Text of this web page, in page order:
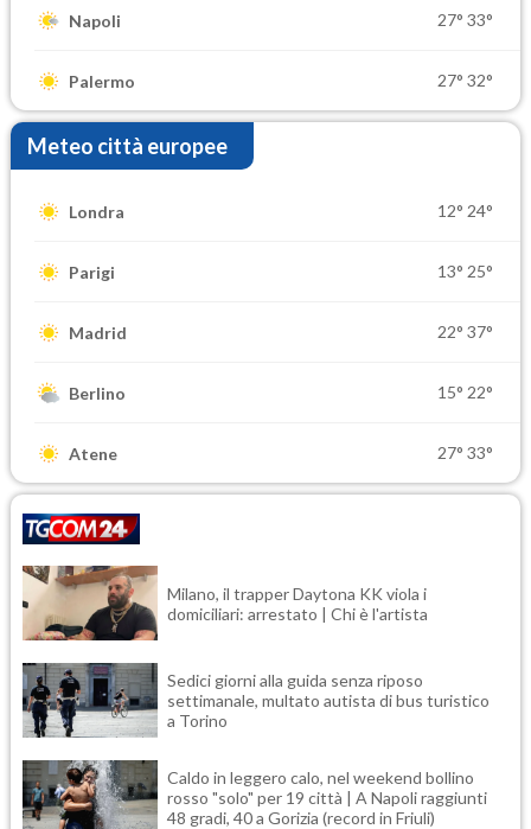
Napoli 27° 33°
Palermo 27° 32°
Meteo città europee
Londra 12° 24°
Parigi 13° 25°
Madrid 22° 37°
Berlino 15° 22°
Atene 27° 33°
Milano, il trapper Daytona KK viola i
domiciliari: arrestato | Chi è l'artista
Sedici giorni alla guida senza riposo
settimanale, multato autista di bus turistico
a Torino
Caldo in leggero calo, nel weekend bollino
rosso "solo" per 19 città | A Napoli raggiunti
48 gradi, 40 a Gorizia (record in Friuli)